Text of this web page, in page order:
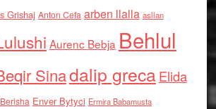
Grishaj Anton Cefa arben llalla asllan
Aurenc Bebja Behlul
Sinadalip grecaElida
Enver Bytyci Ermira Babamusta